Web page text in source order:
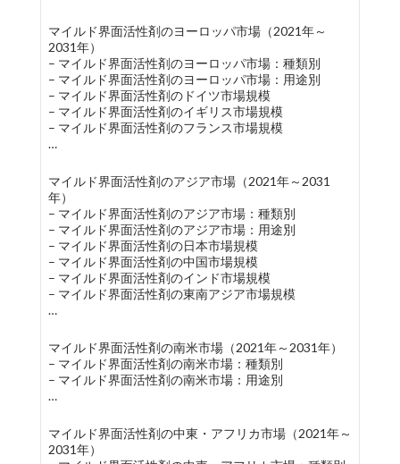
マイルド界面活性剤のヨーロッパ市場（2021年～
2031年）
– マイルド界面活性剤のヨーロッパ市場：種類別
– マイルド界面活性剤のヨーロッパ市場：用途別
– マイルド界面活性剤のドイツ市場規模
– マイルド界面活性剤のイギリス市場規模
– マイルド界面活性剤のフランス市場規模
…
マイルド界面活性剤のアジア市場（2021年～2031
年）
– マイルド界面活性剤のアジア市場：種類別
– マイルド界面活性剤のアジア市場：用途別
– マイルド界面活性剤の日本市場規模
– マイルド界面活性剤の中国市場規模
– マイルド界面活性剤のインド市場規模
– マイルド界面活性剤の東南アジア市場規模
…
マイルド界面活性剤の南米市場（2021年～2031年）
– マイルド界面活性剤の南米市場：種類別
– マイルド界面活性剤の南米市場：用途別
…
マイルド界面活性剤の中東・アフリカ市場（2021年～
2031年）